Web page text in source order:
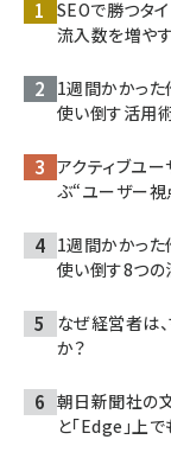
SEOで勝つタ
流入数を増や
1週間かかっ
使い倒す活用
アクティブユ
ぶ“ユーザー
1週間かかっ
使い倒す8つの
なぜ経営者は
か？
朝日新聞社の
と「Edge」上